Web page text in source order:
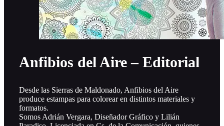
Anfibios del Aire – Editorial
Desde las Sierras de Maldonado, Anfibios del Aire
produce estampas para colorear en distintos materiales y
formatos.
Somos Adrián Vergara, Diseñador Gráfico y Lilián